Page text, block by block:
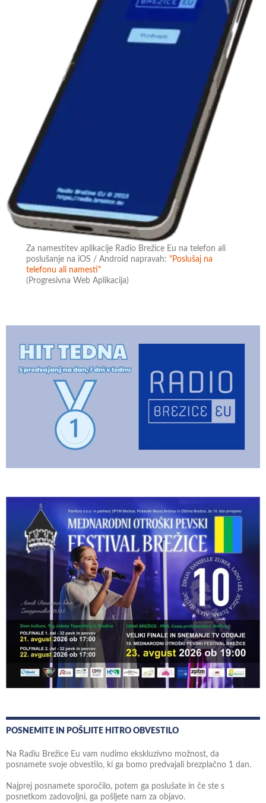
Za namestitev aplikacije Radio Brežice Eu na telefon ali
poslušanje na iOS / Android napravah:"Poslušaj na
telefonu ali namesti"
(Progresivna Web Aplikacija)
POSNEMITE IN POŠLJITE HITRO OBVESTILO
Na Radiu Brežice Eu vam nudimo ekskluzivno možnost, da
posnamete svoje obvestilo, ki ga bomo predvajali brezplačno 1 dan.
Najprej posnamete sporočilo, potem ga poslušate in če ste s
posnetkom zadovoljni, ga pošljete nam za objavo.